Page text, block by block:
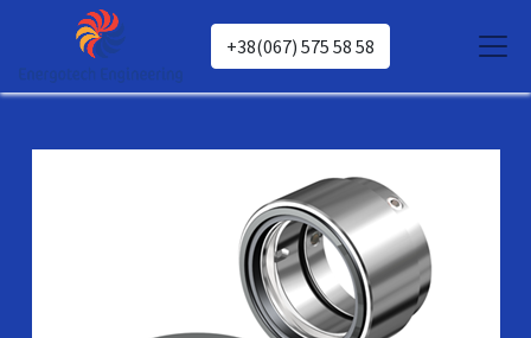
+38(067) 575 58 58